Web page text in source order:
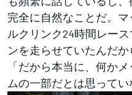
完全に自然なことだ。
ルクリンク24時間レー
ンを走らせていたんだか
「だから本当に、何か
ムの一部だとは思ってい